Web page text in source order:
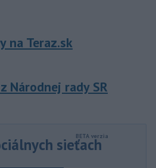
na Teraz.sk
Národnej rady SR
sieťach